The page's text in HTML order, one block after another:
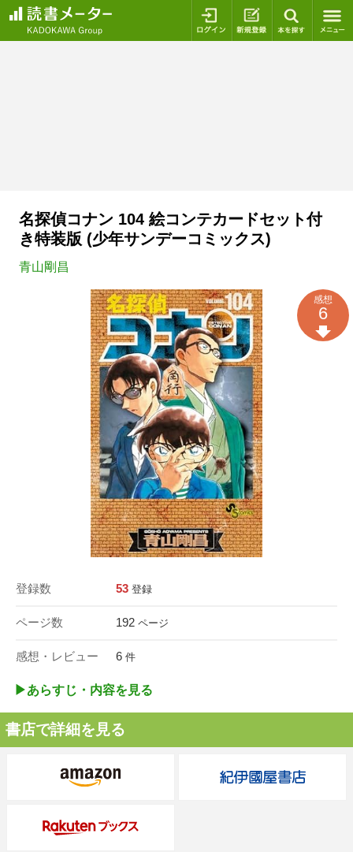
ログイン 新規登録
名探偵コナン 104 絵コンテカードセット付
き特装版 (少年サンデーコミックス)
青山剛昌
登録数 53 登録
ページ数 192 ページ
感想・レビュー 6 件
感想
6
▶︎あらすじ・内容を見る
書店で詳細を見る